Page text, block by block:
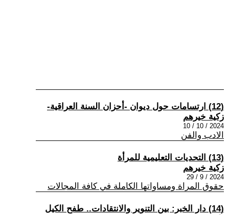
(12) ارتسامات حول ديوان -أحزان السنة العراقية-
زكية خيرهم
2024 / 10 / 10
الادب والفن
(13) التحديات التعليمية للمرأة
زكية خيرهم
2024 / 9 / 29
حقوق المراة ومساواتها الكاملة في كافة المجالات
(14) دار الخبر: بين التنوير والانتقادات.. طفح الكيل